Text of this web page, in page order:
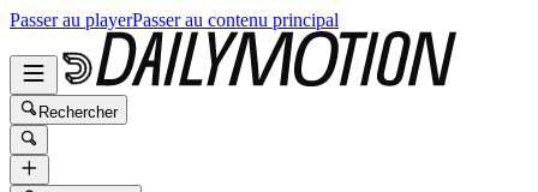
Passer au playerPasser au contenu principal
Rechercher